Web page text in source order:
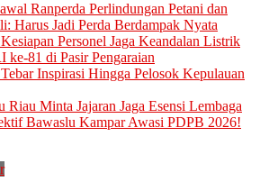
Ranperda Perlindungan Petani dan
Harus Jadi Perda Berdampak Nyata
Personel Jaga Keandalan Listrik
ke-81 di Pasir Pengaraian
Inspirasi Hingga Pelosok Kepulauan
Riau Minta Jajaran Jaga Esensi Lembaga
Bawaslu Kampar Awasi PDPB 2026!